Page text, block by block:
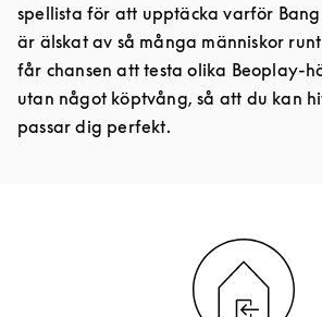
spellista för att upptäcka varför
är älskat av så många människor
får chansen att testa olika Beoplay-
utan något köptvång, så att du kan
passar dig perfekt.